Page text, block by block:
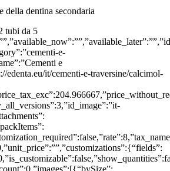
della dentina secondaria
tubi da 5
e-
e
edenta.eu/it/cementi-e-traversine/calcimol-